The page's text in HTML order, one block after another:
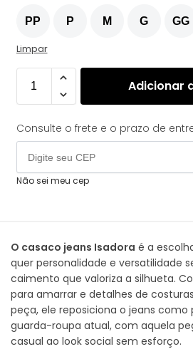
PP P M G GG
Limpar
Adicionar
Consulte o frete e o prazo de
Não sei meu cep
O casaco jeans Isadora é a
quer personalidade e versatilidade
caimento que valoriza a silhueta.
para amarrar e detalhes de
peça, ele reposiciona o jeans como
guarda-roupa atual, com aquela
casual ao look social sem esforço.